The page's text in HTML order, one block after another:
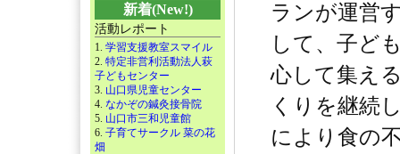
新着(New!)
活動レポート
1. 学習支援教室スマイル
2. 特定非営利活動法人萩
子どもセンター
3. 山口県児童センター
4. なかぞの鍼灸接骨院
5. 山口市三和児童館
6. 子育てサークル 菜の花
畑
ランが運営
して、子ど
心して集え
くりを継続
により食の